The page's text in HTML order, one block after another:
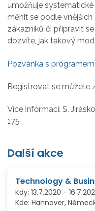
umožňuje
měnit se podle
zákazníků či připravit
dozvíte, jak takový
Pozvánka s programem
Registrovat se můžete
Více informací: S.
175
Další akce
Kdy: 13.7.2020 -
Kde: Hannover,